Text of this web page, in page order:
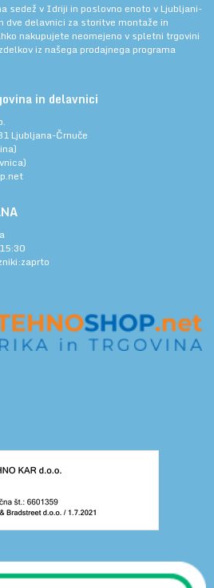
sedež v Idriji in poslovno enoto v Ljubljani-
dve delavnici za storitve montaže in
nakupujete neomejeno v spletni trgovini
iz našega prodajnega programa
in delavnici
Ljubljana-Črnuče